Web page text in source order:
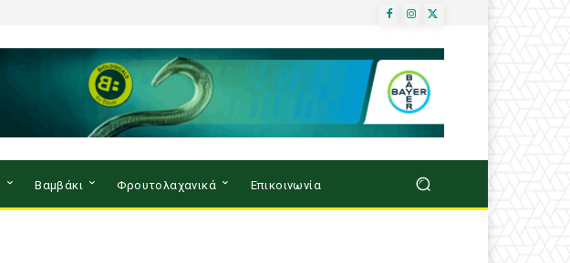
Βαμβάκι Φρουτολαχανικά Επικοινωνία